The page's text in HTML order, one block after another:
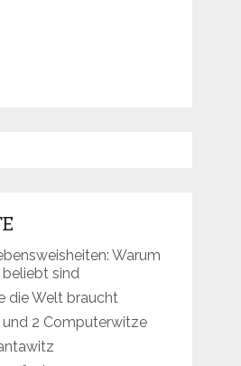
Warum
sind
die Welt braucht
und 2 Computerwitze